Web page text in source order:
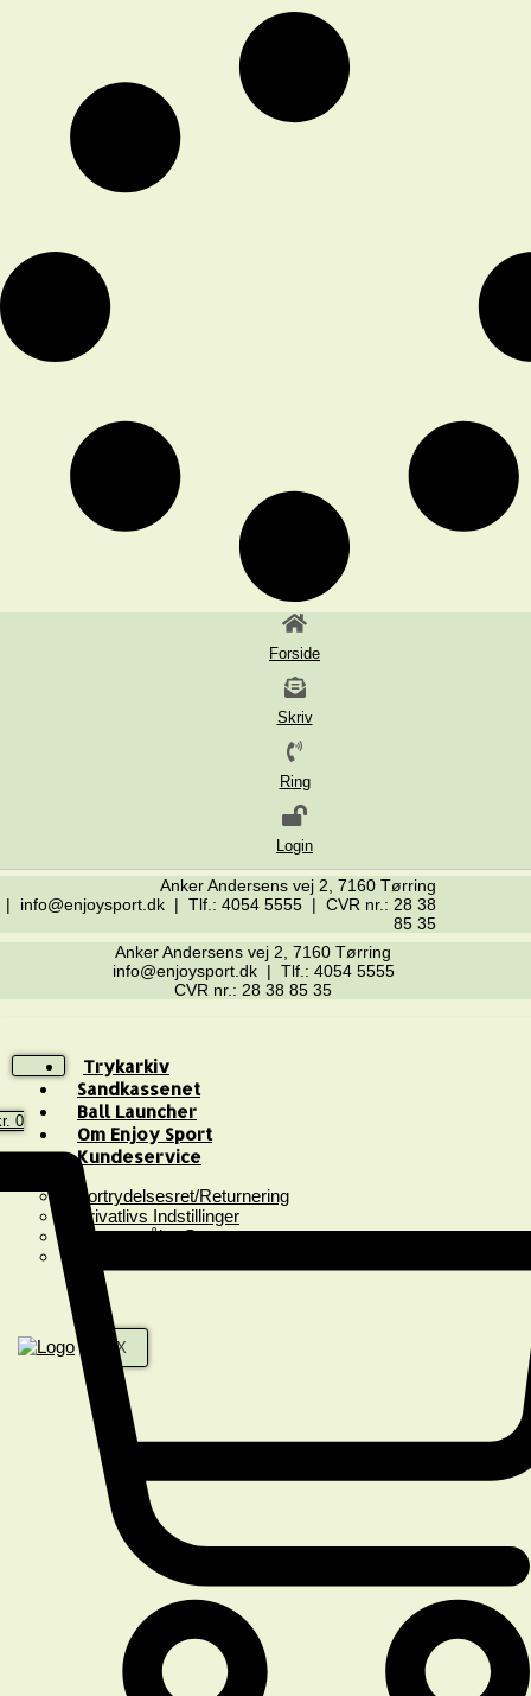
Forside
Skriv
Ring
Login
Anker Andersens vej 2, 7160 Tørring
| info@enjoysport.dk | Tlf.: 4054 5555 | CVR nr.: 28 38
85 35
Anker Andersens vej 2, 7160 Tørring
info@enjoysport.dk | Tlf.: 4054 5555
CVR nr.: 28 38 85 35
Trykarkiv
Sandkassenet
Ball Launcher
Om Enjoy Sport
Kundeservice
Fortrydelsesret/Returnering
Privatlivs Indstillinger
Spørgsmål & Svar
X
0